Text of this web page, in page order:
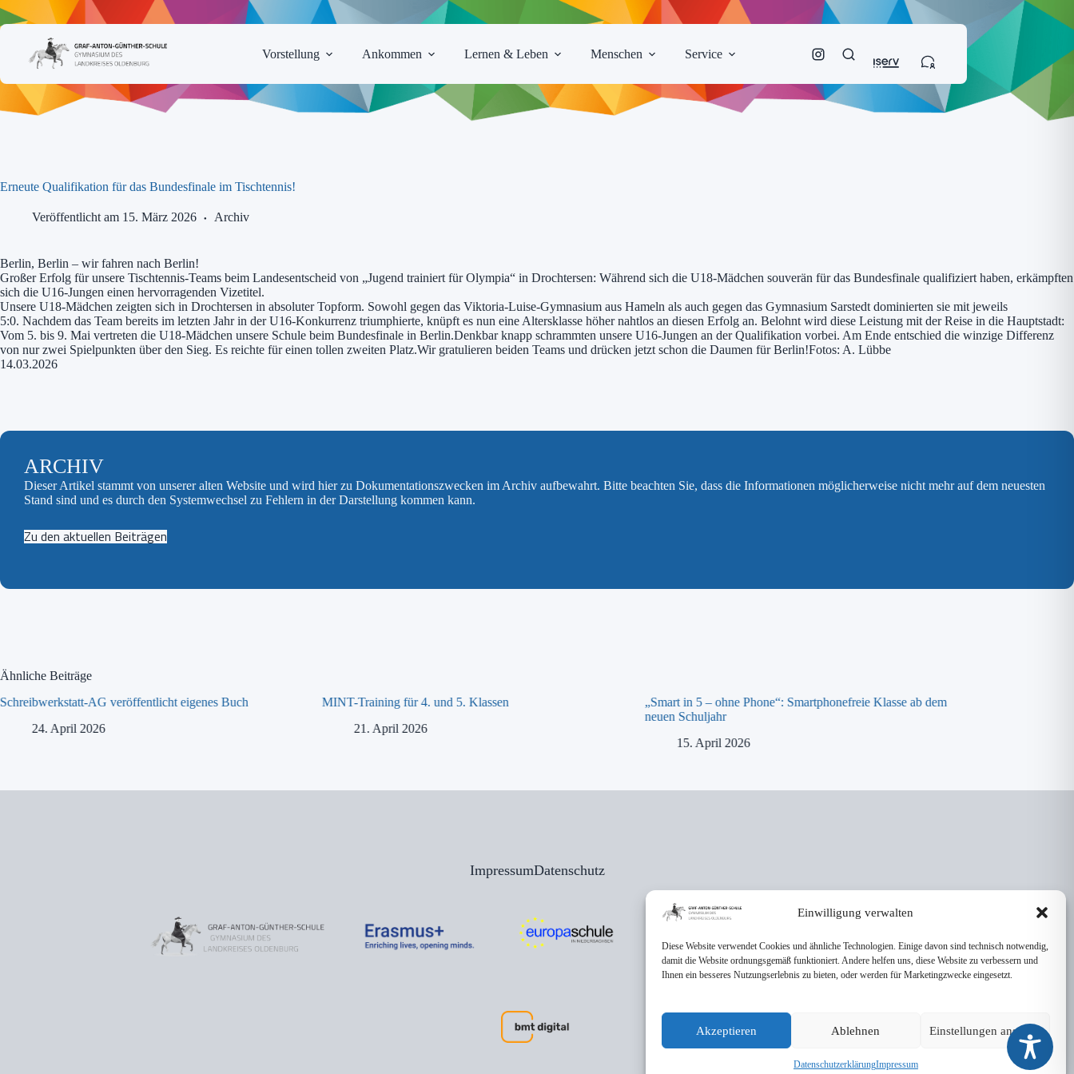
Einwilligung verwalten
Diese Website verwendet Cookies und ähnliche Technologien. Einige davon sind technisch notwendig,
damit die Website ordnungsgemäß funktioniert. Andere helfen uns, diese Website zu verbessern und
Ihnen ein besseres Nutzungserlebnis zu bieten, oder werden für Marketingzwecke eingesetzt.
Akzeptieren Ablehnen Einstellungen ansehen
DatenschutzerklärungImpressum
Zum
Inhalt
Vorstellung
Ankommen Lernen & Leben Menschen Service
Erneute Qualifikation für das Bundesfinale im Tischtennis!
Veröffentlicht am 15. März 2026 Archiv
Berlin, Berlin – wir fahren nach Berlin!
Großer Erfolg für unsere Tischtennis-Teams beim Landesentscheid von „Jugend trainiert für Olympia“ in Drochtersen: Während sich die U18-Mädchen souverän für das Bundesfinale qualifiziert haben, erkämpften
sich die U16-Jungen einen hervorragenden Vizetitel.
Unsere U18-Mädchen zeigten sich in Drochtersen in absoluter Topform. Sowohl gegen das Viktoria-Luise-Gymnasium aus Hameln als auch gegen das Gymnasium Sarstedt dominierten sie mit jeweils
5:0. Nachdem das Team bereits im letzten Jahr in der U16-Konkurrenz triumphierte, knüpft es nun eine Altersklasse höher nahtlos an diesen Erfolg an. Belohnt wird diese Leistung mit der Reise in die Hauptstadt:
Vom 5. bis 9. Mai vertreten die U18-Mädchen unsere Schule beim Bundesfinale in Berlin.Denkbar knapp schrammten unsere U16-Jungen an der Qualifikation vorbei. Am Ende entschied die winzige Differenz
von nur zwei Spielpunkten über den Sieg. Es reichte für einen tollen zweiten Platz.Wir gratulieren beiden Teams und drücken jetzt schon die Daumen für Berlin!Fotos: A. Lübbe
14.03.2026
ARCHIV
Dieser Artikel stammt von unserer alten Website und wird hier zu Dokumentationszwecken im Archiv aufbewahrt. Bitte beachten Sie, dass die Informationen möglicherweise nicht mehr auf dem neuesten
Stand sind und es durch den Systemwechsel zu Fehlern in der Darstellung kommen kann.
Zu den aktuellen Beiträgen
Ähnliche Beiträge
Schreibwerkstatt-AG veröffentlicht eigenes Buch
24. April 2026
MINT-Training für 4. und 5. Klassen
21. April 2026
„Smart in 5 – ohne Phone“: Smartphonefreie Klasse ab dem
neuen Schuljahr
15. April 2026
ImpressumDatenschutz